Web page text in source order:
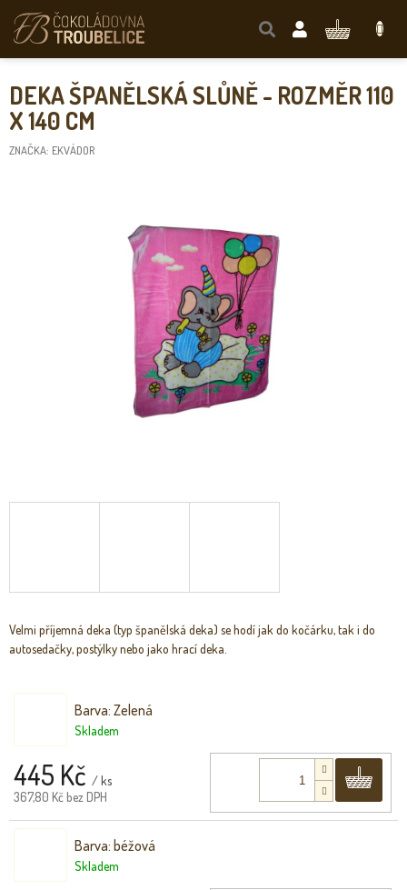
obsah
NÁKUPNÍ
DEKA ŠPANĚLSKÁ SLŮNĚ - ROZMĚR 110
X 140 CM
ZNAČKA: EKVÁDOR
Barva: Zelená
Skladem
445 Kč / ks
367,80 Kč bez DPH
Barva: béžová
Skladem
Velmi příjemná deka (typ španělská deka) se hodí jak do kočárku, tak i do
autosedačky, postýlky nebo jako hrací deka.